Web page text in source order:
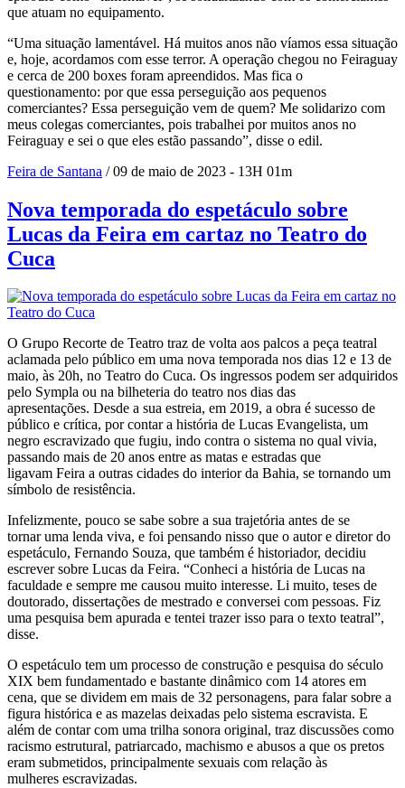
que atuam no equipamento.
“Uma situação lamentável. Há muitos anos não víamos essa situação
e, hoje, acordamos com esse terror. A operação chegou no Feiraguay
e cerca de 200 boxes foram apreendidos. Mas fica o
questionamento: por que essa perseguição aos pequenos
comerciantes? Essa perseguição vem de quem? Me solidarizo com
meus colegas comerciantes, pois trabalhei por muitos anos no
Feiraguay e sei o que eles estão passando”, disse o edil.
Feira de Santana / 09 de maio de 2023 - 13H 01m
Nova temporada do espetáculo sobre
Lucas da Feira em cartaz no Teatro do
Cuca
O Grupo Recorte de Teatro traz de volta aos palcos a peça teatral
aclamada pelo público em uma nova temporada nos dias 12 e 13 de
maio, às 20h, no Teatro do Cuca. Os ingressos podem ser adquiridos
pelo Sympla ou na bilheteria do teatro nos dias das
apresentações. Desde a sua estreia, em 2019, a obra é sucesso de
público e crítica, por contar a história de Lucas Evangelista, um
negro escravizado que fugiu, indo contra o sistema no qual vivia,
passando mais de 20 anos entre as matas e estradas que
ligavam Feira a outras cidades do interior da Bahia, se tornando um
símbolo de resistência.
Infelizmente, pouco se sabe sobre a sua trajetória antes de se
tornar uma lenda viva, e foi pensando nisso que o autor e diretor do
espetáculo, Fernando Souza, que também é historiador, decidiu
escrever sobre Lucas da Feira. “Conheci a história de Lucas na
faculdade e sempre me causou muito interesse. Li muito, teses de
doutorado, dissertações de mestrado e conversei com pessoas. Fiz
uma pesquisa bem apurada e tentei trazer isso para o texto teatral”,
disse.
O espetáculo tem um processo de construção e pesquisa do século
XIX bem fundamentado e bastante dinâmico com 14 atores em
cena, que se dividem em mais de 32 personagens, para falar sobre a
figura histórica e as mazelas deixadas pelo sistema escravista. E
além de contar com uma trilha sonora original, traz discussões como
racismo estrutural, patriarcado, machismo e abusos a que os pretos
eram submetidos, principalmente sexuais com relação às
mulheres escravizadas.